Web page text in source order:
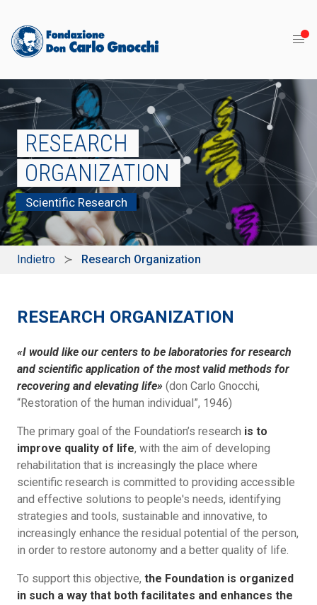
RESEARCH
ORGANIZATION
Scientific Research
Indietro Research Organization
RESEARCH ORGANIZATION
«I would like our centers to be laboratories for research
and scientific application of the most valid methods for
recovering and elevating life» (don Carlo Gnocchi,
“Restoration of the human individual”, 1946)
The primary goal of the Foundation’s research is to
improve quality of life, with the aim of developing
rehabilitation that is increasingly the place where
scientific research is committed to providing accessible
and effective solutions to people's needs, identifying
strategies and tools, sustainable and innovative, to
increasingly enhance the residual potential of the person,
in order to restore autonomy and a better quality of life.
To support this objective, the Foundation is organized
in such a way that both facilitates and enhances the